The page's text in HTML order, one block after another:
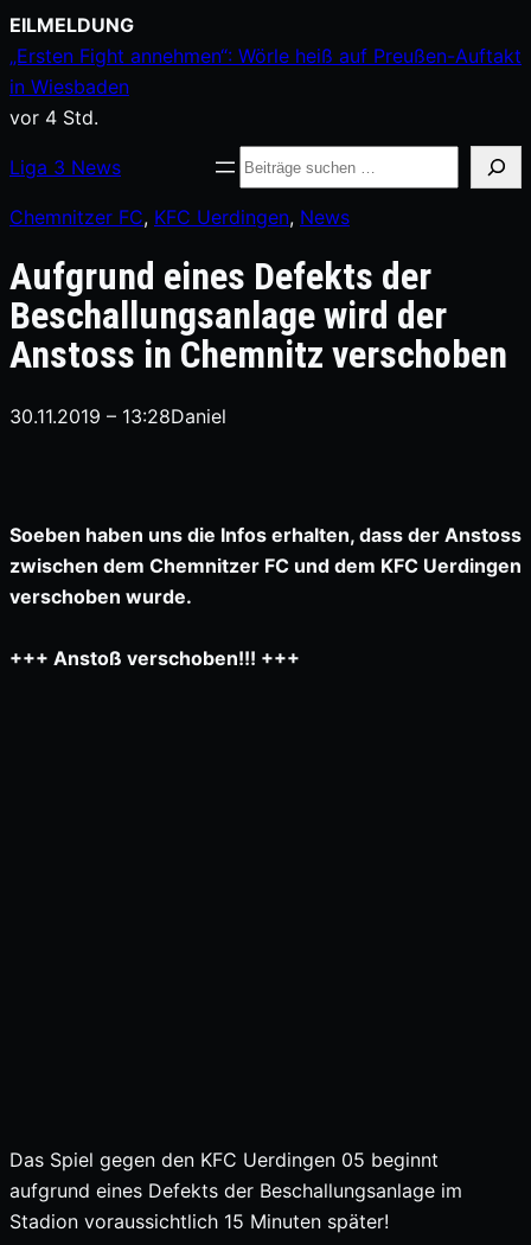
Zum
Inhalt
springen
EILMELDUNG
„Ersten Fight annehmen“: Wörle heiß auf Preußen-Auftakt
in Wiesbaden
vor 4 Std.
Liga 3 News Suche
Chemnitzer FC, KFC Uerdingen, News
Aufgrund eines Defekts der
Beschallungsanlage wird der
Anstoss in Chemnitz verschoben
30.11.2019 – 13:28Daniel
Soeben haben uns die Infos erhalten, dass der Anstoss
zwischen dem Chemnitzer FC und dem KFC Uerdingen
verschoben wurde.
+++ Anstoß verschoben!!! +++
Das Spiel gegen den KFC Uerdingen 05 beginnt
aufgrund eines Defekts der Beschallungsanlage im
Stadion voraussichtlich 15 Minuten später!